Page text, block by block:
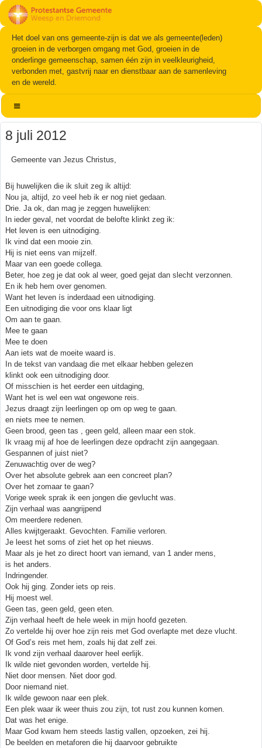
Het doel van ons gemeente-zijn is dat we als gemeente(leden)
groeien in de verborgen omgang met God, groeien in de
onderlinge gemeenschap, samen één zijn in veelkleurigheid,
verbonden met, gastvrij naar en dienstbaar aan de samenleving
en de wereld.
8 juli 2012
Gemeente van Jezus Christus,
Bij huwelijken die ik sluit zeg ik altijd:
Nou ja, altijd, zo veel heb ik er nog niet gedaan.
Drie. Ja ok, dan mag je zeggen huwelijken:
In ieder geval, net voordat de belofte klinkt zeg ik:
Het leven is een uitnodiging.
Ik vind dat een mooie zin.
Hij is niet eens van mijzelf.
Maar van een goede collega.
Beter, hoe zeg je dat ook al weer, goed gejat dan slecht verzonnen.
En ik heb hem over genomen.
Want het leven ís inderdaad een uitnodiging.
Een uitnodiging die voor ons klaar ligt
Om aan te gaan.
Mee te gaan
Mee te doen
Aan iets wat de moeite waard is.
In de tekst van vandaag die met elkaar hebben gelezen
klinkt ook een uitnodiging door.
Of misschien is het eerder een uitdaging,
Want het is wel een wat ongewone reis.
Jezus draagt zijn leerlingen op om op weg te gaan.
en niets mee te nemen.
Geen brood, geen tas , geen geld, alleen maar een stok.
Ik vraag mij af hoe de leerlingen deze opdracht zijn aangegaan.
Gespannen of juist niet?
Zenuwachtig over de weg?
Over het absolute gebrek aan een concreet plan?
Over het zomaar te gaan?
Vorige week sprak ik een jongen die gevlucht was.
Zijn verhaal was aangrijpend
Om meerdere redenen.
Alles kwijtgeraakt. Gevochten. Familie verloren.
Je leest het soms of ziet het op het nieuws.
Maar als je het zo direct hoort van iemand, van 1 ander mens,
is het anders.
Indringender.
Ook hij ging. Zonder iets op reis.
Hij moest wel.
Geen tas, geen geld, geen eten.
Zijn verhaal heeft de hele week in mijn hoofd gezeten.
Zo vertelde hij over hoe zijn reis met God overlapte met deze vlucht.
Of God’s reis met hem, zoals hij dat zelf zei.
Ik vond zijn verhaal daarover heel eerlijk.
Ik wilde niet gevonden worden, vertelde hij.
Niet door mensen. Niet door god.
Door niemand niet.
Ik wilde gewoon naar een plek.
Een plek waar ik weer thuis zou zijn, tot rust zou kunnen komen.
Dat was het enige.
Maar God kwam hem steeds lastig vallen, opzoeken, zei hij.
De beelden en metaforen die hij daarvoor gebruikte